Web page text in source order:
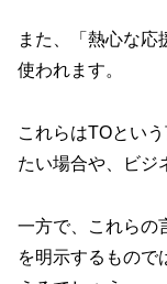
また、「熱心な応
使われます。
これらはTOとい
たい場合や、ビジ
一方で、これらの
を明示するもので